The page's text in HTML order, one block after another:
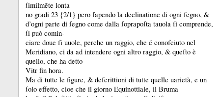
ſimilmẽte lonta
no gradi 23 {2/1} pero ſapendo la declinatione di ogni ſegno, &
d’ogni parte di ſegno come dalla ſoprapoſta tauola ſi comprende,
ſi può comin-
ciare doue ſi uuole, perche un raggio, che é conoſciuto nel
Meridiano, ci da ad intendere ogni altro raggio, & queſto è
quello, che ha detto
Vitr fin hora.
Ma di tutte le figure, & deſcrittioni di tutte quelle uarietà, e un
ſolo effetto, cioe che il giorno Equinottiale, il Bruma